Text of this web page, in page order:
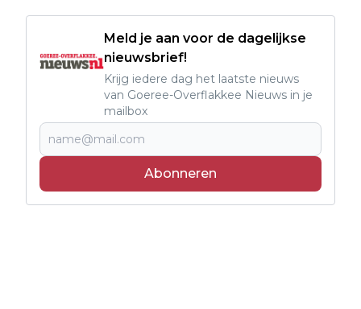
Meld je aan voor de dagelijkse
nieuwsbrief!
Krijg iedere dag het laatste nieuws
van Goeree-Overflakkee Nieuws in je
mailbox
Abonneren